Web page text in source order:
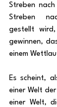
Streben
Streben
gestellt
gewinnen,
einem
Es scheint,
einer Welt
einer Welt,